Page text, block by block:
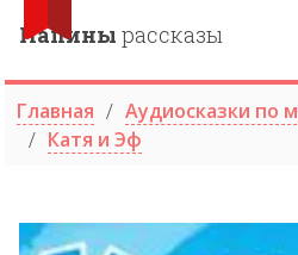
Папины рассказы
Главная
Аудиосказки по
Катя и Эф